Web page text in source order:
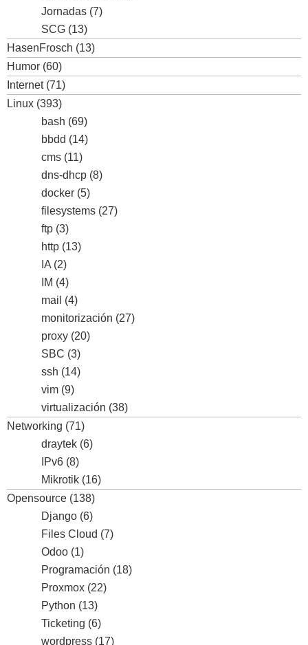
Jornadas (7)
SCG (13)
HasenFrosch (13)
Humor (60)
Internet(71)
Linux (393)
bash (69)
bbdd (14)
cms (11)
dns-dhcp (8)
docker (5)
filesystems (27)
ftp (3)
http (13)
IA (2)
IM (4)
mail (4)
monitorización (27)
proxy (20)
SBC (3)
ssh (14)
vim (9)
virtualización (38)
Networking (71)
draytek (6)
IPv6 (8)
Mikrotik (16)
Opensource (138)
Django (6)
Files Cloud (7)
Odoo (1)
Programación (18)
Proxmox (22)
Python (13)
Ticketing (6)
wordpress (17)